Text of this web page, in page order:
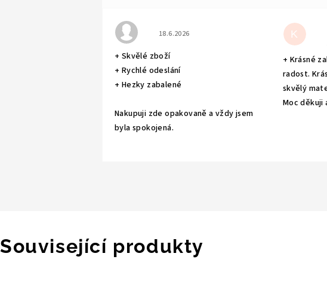
Hodnocení obchodu je 5 z 5 hvězdiček.
18.6.2026
+ Skvělé zboží
+ Rychlé odeslání
+ Hezky zabalené
Nakupuji zde opakovaně a vždy jsem
byla spokojená.
K
+ Krásné
radost.
skvělý
Moc děkuji
Související produkty